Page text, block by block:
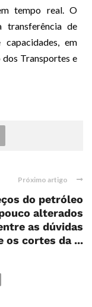
tempo real. O
transferência de
em
Transportes e
Próximo artigo
do petróleo
alterados
as dúvidas
os cortes da ...